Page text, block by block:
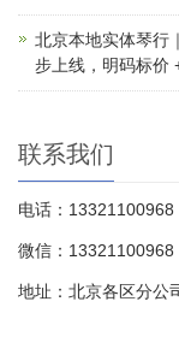
北京本地实体琴行
步上线，明码标价
联系我们
电话：13321100968
微信：13321100968
地址：北京各区分公